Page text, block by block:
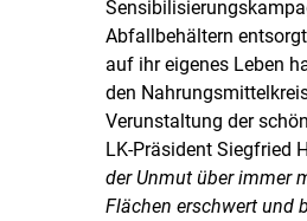
Abfallbehältern
auf ihr eigenes Leben
den
Verunstaltung der
LK-Präsident Siegfried
der Unmut über immer
Flächen erschwert und